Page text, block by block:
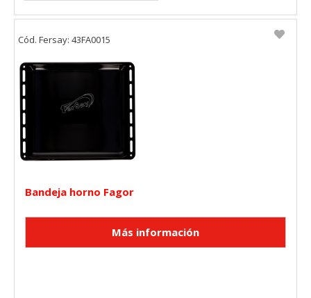
Bandeja horno Fagor
Cód. Fersay: 43FA0015